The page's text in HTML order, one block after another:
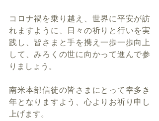
コロナ禍を乗り越え、世界に平安が訪
れますように、日々の祈りと行いを実
践し、皆さまと手を携え一歩一歩向上
して、みろくの世に向かって進んで参
りましょう。
南米本部信徒の皆さまにとって幸多き
年となりますよう、心よりお祈り申し
上げます。